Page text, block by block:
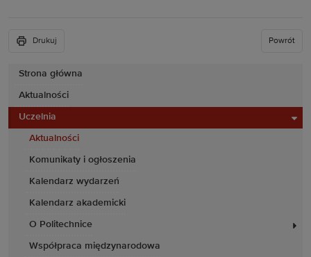
Strona główna
Aktualności
Uczelnia
Aktualności
Komunikaty i ogłoszenia
Kalendarz wydarzeń
Kalendarz akademicki
O Politechnice
Współpraca międzynarodowa
Drukuj Powrót